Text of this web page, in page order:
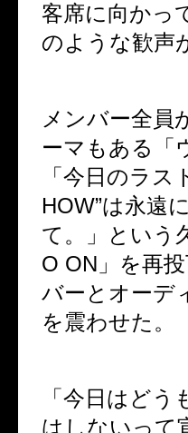
客席に向かっ
のような歓声
メンバー全員
ーマもある「
「今日のラ
HOW”は永遠
て。」という
O ON 」を再
バーとオーデ
を震わせた。
「今日はどう
はしないって